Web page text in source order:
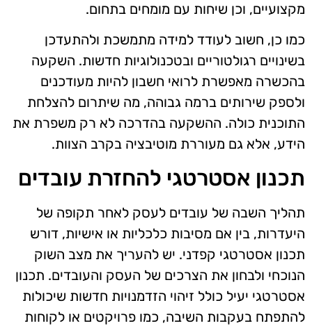
מקצועיים, וכן שיחות עם מומחים בתחום.
כמו כן, חשוב לעודד למידה מתמשכת ולהתעדכן
בשינויים רגולטוריים ובטכנולוגיות חדשות. השקעה
בהכשרה מאפשרת לרואי חשבון להיות מעודכנים
ולספק שירותים ברמה גבוהה, מה שיתרום להצלחת
התוכנית כולה. ההשקעה בהדרכה לא רק משפרת את
הידע, אלא גם מעוררת מוטיבציה בקרב הצוות.
תכנון אסטרטגי להחזרת עובדים
תהליך השבה של עובדים לעסק לאחר תקופה של
היעדרות, בין אם מסיבות כלכליות או אישיות, דורש
תכנון אסטרטגי קפדני. יש להעריך את מצב השוק
הנוכחי ולבחון את הצרכים של העסק והעובדים. תכנון
אסטרטגי יעיל כולל זיהוי הזדמנויות חדשות שיכולות
להתפתח בעקבות השיבה, כמו פרויקטים או לקוחות